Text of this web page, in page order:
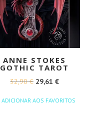
ANNE STOKES
GOTHIC TAROT
32,90€ O
29,61 €O
ADICIONAR AOS FAVORITOS